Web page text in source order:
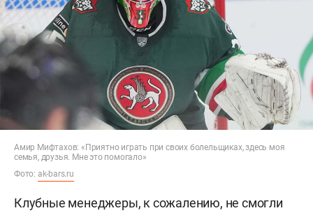
Амир Мифтахов: «Приятно играть при своих болельщиках, здесь моя
семья, друзья. Мне это помогало»
Фото: ak-bars.ru
Клубные менеджеры, к сожалению, не смогли